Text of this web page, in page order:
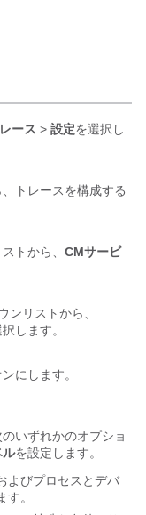
ース > 設定を選択し
トレースを構成する
トから、 CMサービ
ンリストから、
します。
にします。
いずれかのオプショ
ルを設定します。
よびプロセスとデバ
。